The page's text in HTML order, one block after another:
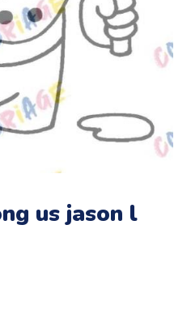
us jason l